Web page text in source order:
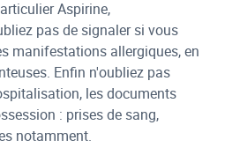
Aspirine,
pas de signaler si vous
manifestations allergiques, en
Enfin n'oubliez pas
les documents
: prises de sang,
notamment.